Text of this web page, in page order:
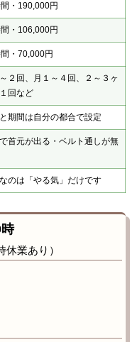
・190,000円
・106,000円
・70,000円
２回、月１～４回、２～３ヶ
回など
期間は自分の都合で設定
首元が出る・ベルト通しが無
のは「やる気」だけです
業あり）